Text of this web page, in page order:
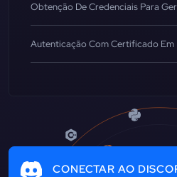
Obtenção De Credenciais Para
Autenticação Com Certificado Em
CONECTAR AO